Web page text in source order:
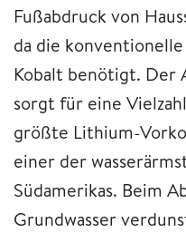
Fußabdruck von
da die
Kobalt benötigt. Der
sorgt für eine
größte Lithium-
einer der
Südamerikas. Beim
Grundwasser